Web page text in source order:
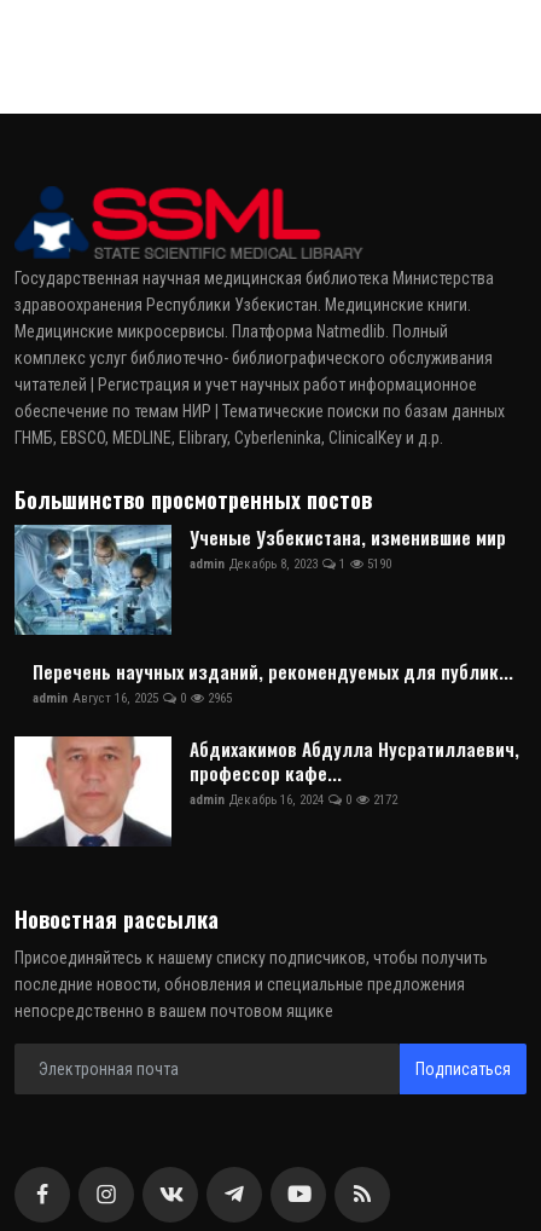
Государственная научная медицинская библиотека Министерства
здравоохранения Республики Узбекистан. Медицинские книги.
Медицинские микросервисы. Платформа Natmedlib. Полный
комплекс услуг библиотечно- библиографического обслуживания
читателей | Регистрация и учет научных работ информационное
обеспечение по темам НИР | Тематические поиски по базам данных
ГНМБ, EBSCO, MEDLINE, Elibrary, Cyberleninka, ClinicalKey и д.р.
Большинство просмотренных постов
Ученые Узбекистана, изменившие мир
admin Декабрь 8, 2023 1 5190
Перечень научных изданий, рекомендуемых для публик...
admin Август 16, 2025 0 2965
Абдихакимов Абдулла Нусратиллаевич,
профессор кафе...
admin Декабрь 16, 2024 0 2172
Новостная рассылка
Присоединяйтесь к нашему списку подписчиков, чтобы получить
последние новости, обновления и специальные предложения
непосредственно в вашем почтовом ящике
Подписаться